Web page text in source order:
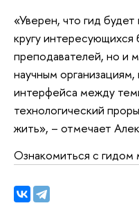
«Уверен, что гид
кругу
преподавателей, но и
научным
интерфейса между
технологический
жить», – отмечает
Ознакомиться с гидом